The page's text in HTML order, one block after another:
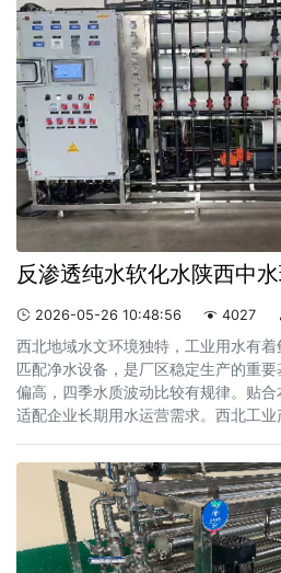
反渗透纯水软化水陕西中
 2026-05-26 10:48:56  4027
西北地域水文环境独特，工业用水有
匹配净水设备，是厂区稳定生产的重
偏高，四季水质波动比较有规律。贴
适配企业长期用水运营需求。西北工